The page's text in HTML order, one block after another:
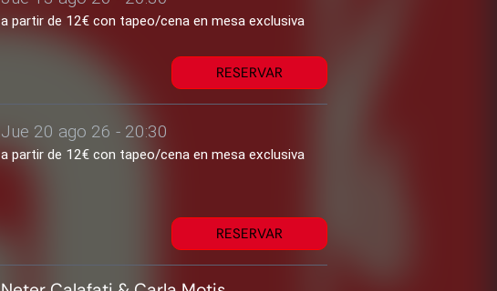
a partir de 12€ con tapeo/cena en mesa exclusiva
RESERVAR
Jue 20 ago 26 - 20:30
a partir de 12€ con tapeo/cena en mesa exclusiva
RESERVAR